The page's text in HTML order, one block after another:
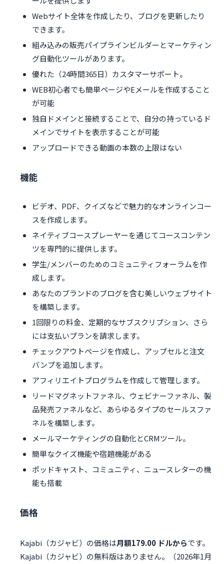
Webサイト全体を作成したり、ブログを更新したり
できます。
組み込みの販売パイプラインビルダーとマーケティン
グ自動化ツールがあります。
優れた（24時間365日）カスタマーサポート。
WEB初心者でも簡単ページやEメールを作成すること
が可能
独自ドメインと接続することで、自分の持っているド
メインでサイトを表示することが可能
アップロードできる動画の本数の上限はない
機能
ビデオ、PDF、クイズなどで魅力的なオンラインコー
スを作成します。
ネイティブコースプレーヤーを通じてコースコンテン
ツを専門的に提供します。
学生/メンバーのためのコミュニティフォーラムを作
成します。
あなたのブランドのブログを含む美しいウェブサイト
を構築します。
1回限りの料金、定期的なサブスクリプション、さら
には支払いプランを請求します。
チェックアウトページを作成し、アップセルと注文
バンプを追加します。
アフィリエイトプログラムを作成して管理します。
リードマグネットファネル、ウェビナーファネル、製
品発売ファネルなど、あらゆるタイプのセールスファ
ネルを構築します。
メールマーケティングの自動化とCRMツール。
簡単なクイズ機能や宿題機能がある
ポッドキャスト、コミュニティ、ニュースレターの機
能も搭載
価格
Kajabi（カジャビ）の価格は月額179.00 ドルからです。
Kajabi（カジャビ）の無料版はありません。（2026年1月